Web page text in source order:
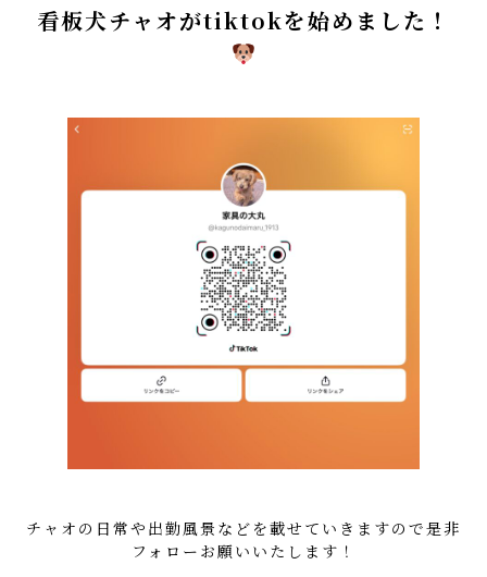
看板犬チャオがtiktokを始めました！
チャオの日常や出勤風景などを載せていきますので是非
フォローお願いいたします！